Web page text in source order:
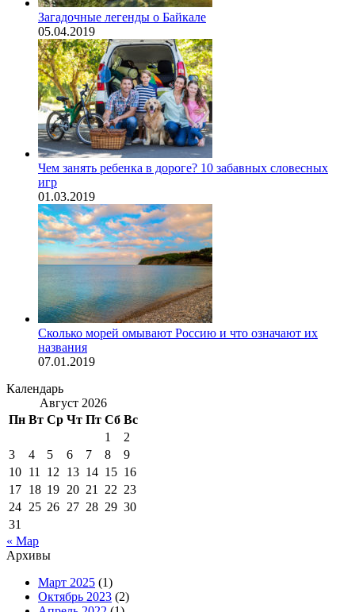
Загадочные легенды о Байкале
05.04.2019
Чем занять ребенка в дороге? 10 забавных словесных
игр
01.03.2019
Сколько морей омывают Россию и что означают их
названия
07.01.2019
Календарь
Август 2026
Пн Вт Ср Чт Пт Сб Вс
1
2
3
4 5 6 7 8
9
10 11 12 13 14 15 16
17 18 19 20 21 22 23
24 25 26 27 28 29 30
31
« Мар
Архивы
Март 2025 (1)
Октябрь 2023 (2)